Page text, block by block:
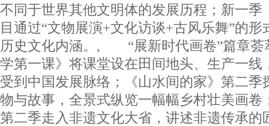
不同于世界其他文明体的发展历程；新一季
目通过“文物展演+文化访谈+古风乐舞”的
历史文化内涵。, “展新时代画卷”篇章荟
学第一课》将课堂设在田间地头、生产一线
受到中国发展脉络；《山水间的家》第二季
物与故事，全景式纵览一幅幅乡村壮美画卷
第二季走入非遗文化大省，讲述非遗传承的